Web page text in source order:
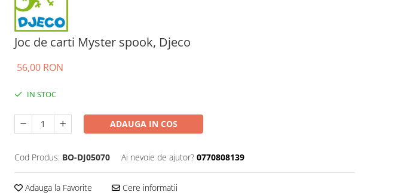
Joc de carti Myster spook, Djeco
56,00 RON
IN STOC
ADAUGA IN COS
Cod Produs: BO-DJ05070 Ai nevoie de ajutor? 0770808139
Adauga la Favorite Cere informatii